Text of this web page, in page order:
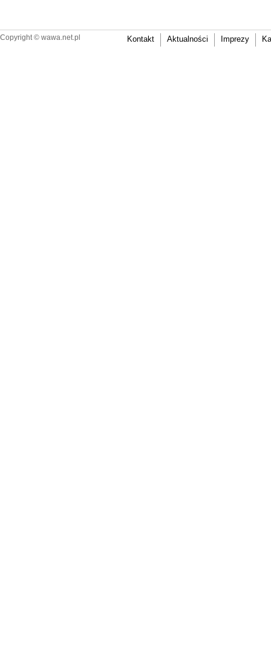
Copyright © wawa.net.pl Kontakt Aktualności Imprezy